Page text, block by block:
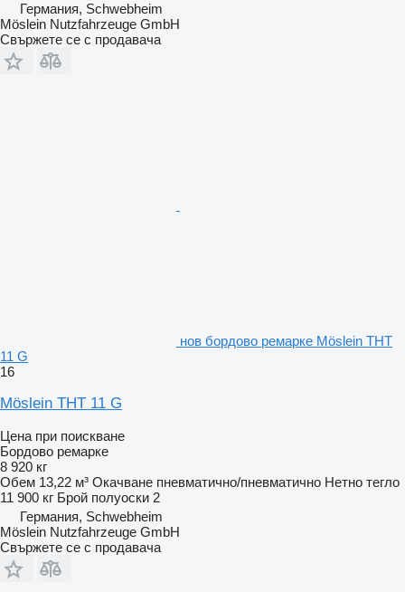
Германия, Schwebheim
Möslein Nutzfahrzeuge GmbH
Свържете се с продавача
нов бордово ремарке Möslein THT
11 G
16
Möslein THT 11 G
Цена при поискване
Бордово ремарке
8 920 кг
Обем 13,22 м³ Окачване пневматично/пневматично Нетно тегло
11 900 кг Брой полуоски 2
Германия, Schwebheim
Möslein Nutzfahrzeuge GmbH
Свържете се с продавача